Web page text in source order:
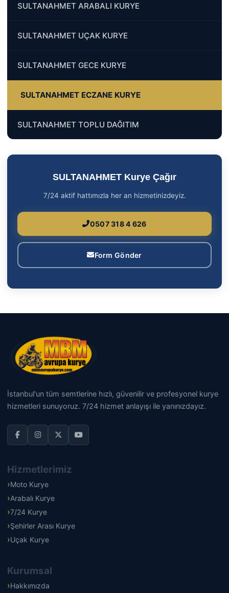
SULTANAHMET ARABALI KURYE
SULTANAHMET UÇAK KURYE
SULTANAHMET GECE KURYE
SULTANAHMET ECZANE KURYE
SULTANAHMET TOPLU DAĞITIM
SULTANAHMET Kurye Çağır
7/24 aktif hattımızla her an hizmetinizdeyiz.
0507 318 4 626
Form Gönder
İstanbul'un tüm semtlerine hızlı, güvenilir ve profesyonel kurye
hizmetleri sunuyoruz. 7/24 hizmet anlayışı ile yanınızdayız.
Hizmetlerimiz
Moto Kurye
Arabalı Kurye
7/24 Kurye
Şehirler Arası Kurye
Uçak Kurye
Kurumsal
Hakkımızda